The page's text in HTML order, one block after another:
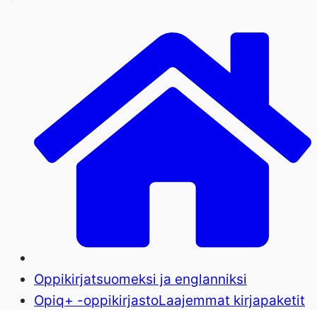
Oppikirjatsuomeksi ja englanniksi
Opiq+ -oppikirjastoLaajemmat kirjapaketit